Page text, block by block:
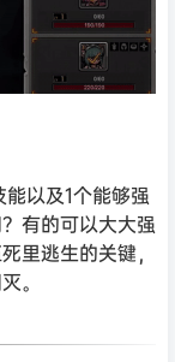
以及1个能够强
有的可以大大强
里逃生的关键，
。